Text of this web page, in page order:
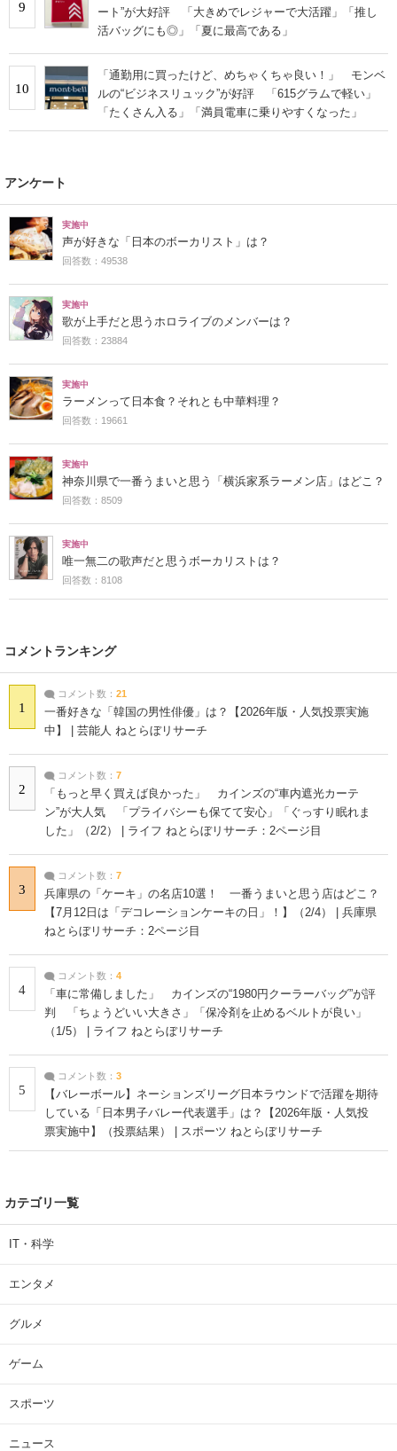
9
ート”が大好評 「大きめでレジャーで大活躍」「推し
活バッグにも◎」「夏に最高である」
10
「通勤用に買ったけど、めちゃくちゃ良い！」 モンベ
ルの“ビジネスリュック”が好評 「615グラムで軽い」
「たくさん入る」「満員電車に乗りやすくなった」
アンケート
実施中
声が好きな「日本のボーカリスト」は？
回答数：49538
実施中
歌が上手だと思うホロライブのメンバーは？
回答数：23884
実施中
ラーメンって日本食？それとも中華料理？
回答数：19661
実施中
神奈川県で一番うまいと思う「横浜家系ラーメン店」はどこ？
回答数：8509
実施中
唯一無二の歌声だと思うボーカリストは？
回答数：8108
コメントランキング
1
コメント数： 21
一番好きな「韓国の男性俳優」は？【2026年版・人気投票実施
中】 | 芸能人 ねとらぼリサーチ
2
コメント数： 7
「もっと早く買えば良かった」 カインズの“車内遮光カーテ
ン”が大人気 「プライバシーも保てて安心」「ぐっすり眠れま
した」（2/2） | ライフ ねとらぼリサーチ：2ページ目
3
コメント数： 7
兵庫県の「ケーキ」の名店10選！ 一番うまいと思う店はどこ？
【7月12日は「デコレーションケーキの日」！】（2/4） | 兵庫県
ねとらぼリサーチ：2ページ目
4
コメント数： 4
「車に常備しました」 カインズの“1980円クーラーバッグ”が評
判 「ちょうどいい大きさ」「保冷剤を止めるベルトが良い」
（1/5） | ライフ ねとらぼリサーチ
5
コメント数： 3
【バレーボール】ネーションズリーグ日本ラウンドで活躍を期待
している「日本男子バレー代表選手」は？【2026年版・人気投
票実施中】（投票結果） | スポーツ ねとらぼリサーチ
カテゴリ一覧
IT・科学
エンタメ
グルメ
ゲーム
スポーツ
ニュース